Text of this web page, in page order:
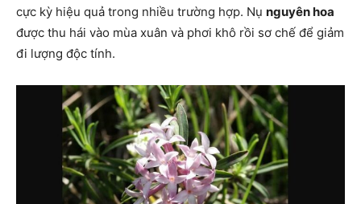
cực kỳ hiệu quả trong nhiều trường hợp. Nụ nguyên hoa
được thu hái vào mùa xuân và phơi khô rồi sơ chế để giảm
đi lượng độc tính.